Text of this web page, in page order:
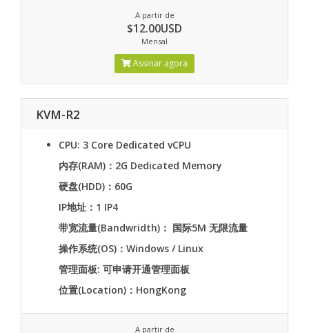
A partir de
$12.00USD
Mensal
Assinar agora
KVM-R2
CPU: 3 Core Dedicated vCPU
内存(RAM)：2G Dedicated Memory
硬盘(HDD)：60G
IP地址：1 IP4
带宽流量(Bandwridth)： 国际5M 无限流量
操作系统(OS)：Windows / Linux
管理面板: 可申请开通管理面板
位置(Location)：HongKong
A partir de